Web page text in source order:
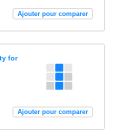
Ajouter pour comparer
for
Ajouter pour comparer